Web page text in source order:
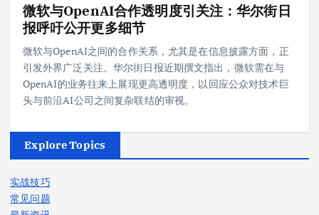
微软与OpenAI合作透明度引关注：华尔街日
报呼吁公开更多细节
微软与OpenAI之间的合作关系，尤其是在信息披露方面，正
引发外界广泛关注。华尔街日报近期撰文指出，微软需在与
OpenAI的业务往来上展现更高透明度，以回应公众对技术巨
头与前沿AI公司之间复杂联结的审视。
Explore Topics
实战技巧
常见问题